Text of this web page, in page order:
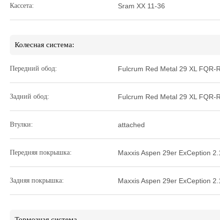
Кассета: Sram XX 11-36
Колесная система:
Передний обод: Fulcrum Red Metal 29 XL FQR-
Задний обод: Fulcrum Red Metal 29 XL FQR-
Втулки: attached
Передняя покрышка: Maxxis Aspen 29er ExCeption
Задняя покрышка: Maxxis Aspen 29er ExCeption